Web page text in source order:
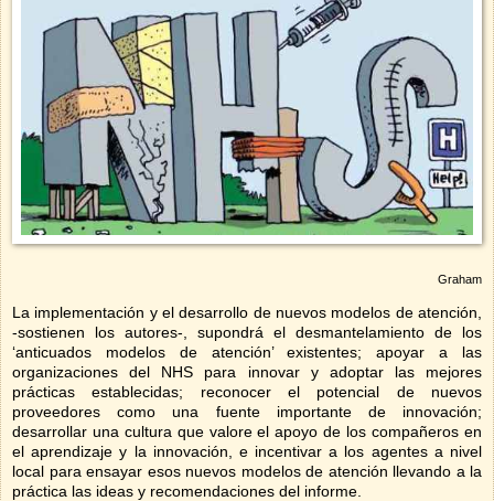
Graham
La implementación y el desarrollo de nuevos modelos de atención,
-sostienen los autores-, supondrá el desmantelamiento de los
‘anticuados modelos de atención’ existentes; apoyar a las
organizaciones del NHS para innovar y adoptar las mejores
prácticas establecidas; reconocer el potencial de nuevos
proveedores como una fuente importante de innovación;
desarrollar una cultura que valore el apoyo de los compañeros en
el aprendizaje y la innovación, e incentivar a los agentes a nivel
local para ensayar esos nuevos modelos de atención llevando a la
práctica las ideas y recomendaciones del informe.